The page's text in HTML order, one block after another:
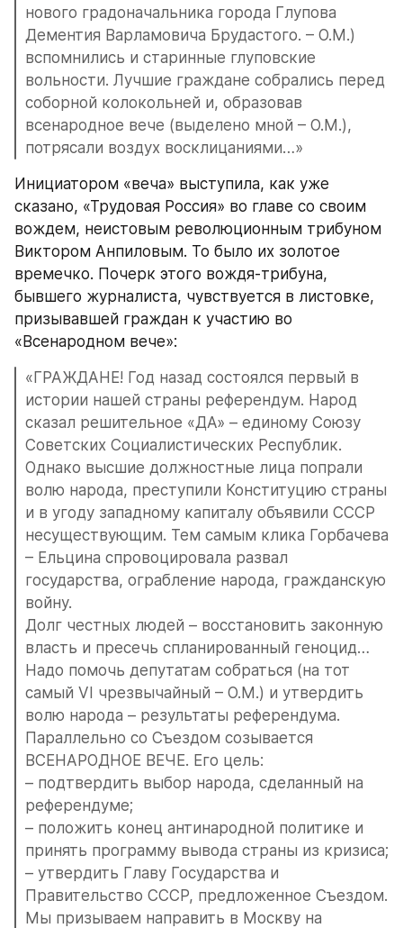
нового градоначальника города Глупова
Дементия Варламовича Брудастого. – О.М.)
вспомнились и старинные глуповские
вольности. Лучшие граждане собрались перед
соборной колокольней и, образовав
всенародное вече (выделено мной – О.М.),
потрясали воздух восклицаниями…»
Инициатором «веча» выступила, как уже
сказано, «Трудовая Россия» во главе со своим
вождем, неистовым революционным трибуном
Виктором Анпиловым. То было их золотое
времечко. Почерк этого вождя-трибуна,
бывшего журналиста, чувствуется в листовке,
призывавшей граждан к участию во
«Всенародном вече»:
«ГРАЖДАНЕ! Год назад состоялся первый в
истории нашей страны референдум. Народ
сказал решительное «ДА» – единому Союзу
Советских Социалистических Республик.
Однако высшие должностные лица попрали
волю народа, преступили Конституцию страны
и в угоду западному капиталу объявили СССР
несуществующим. Тем самым клика Горбачева
– Ельцина спровоцировала развал
государства, ограбление народа, гражданскую
войну.
Долг честных людей – восстановить законную
власть и пресечь спланированный геноцид…
Надо помочь депутатам собраться (на тот
самый VI чрезвычайный – О.М.) и утвердить
волю народа – результаты референдума.
Параллельно со Съездом созывается
ВСЕНАРОДНОЕ ВЕЧЕ. Его цель:
– подтвердить выбор народа, сделанный на
референдуме;
– положить конец антинародной политике и
принять программу вывода страны из кризиса;
– утвердить Главу Государства и
Правительство СССР, предложенное Съездом.
Мы призываем направить в Москву на